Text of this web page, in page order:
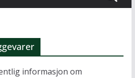
informasjon om